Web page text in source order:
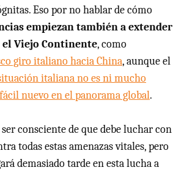
Eso por no hablar de cómo
empiezan también a extender
el Viejo Continente, como
giro italiano hacia China, aunque el
italiana no es ni mucho
nuevo en el panorama global.
consciente de que debe luchar con
todas estas amenazas vitales, pero
demasiado tarde en esta lucha a